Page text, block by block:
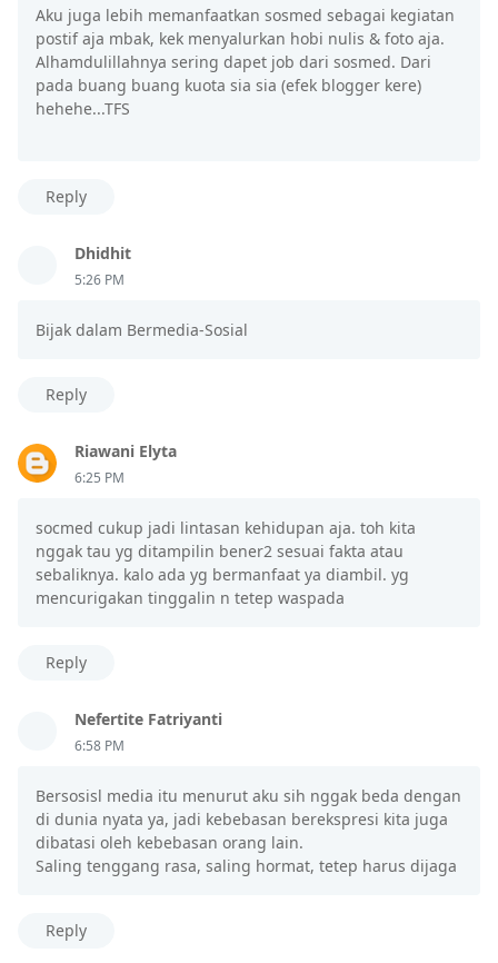
Aku juga lebih memanfaatkan sosmed sebagai kegiatan
postif aja mbak, kek menyalurkan hobi nulis & foto aja.
Alhamdulillahnya sering dapet job dari sosmed. Dari
pada buang buang kuota sia sia (efek blogger kere)
hehehe...TFS
Reply
Dhidhit
5:26 PM
Bijak dalam Bermedia-Sosial
Reply
Riawani Elyta
6:25 PM
socmed cukup jadi lintasan kehidupan aja. toh kita
nggak tau yg ditampilin bener2 sesuai fakta atau
sebaliknya. kalo ada yg bermanfaat ya diambil. yg
mencurigakan tinggalin n tetep waspada
Reply
Nefertite Fatriyanti
6:58 PM
Bersosisl media itu menurut aku sih nggak beda dengan
di dunia nyata ya, jadi kebebasan berekspresi kita juga
dibatasi oleh kebebasan orang lain.
Saling tenggang rasa, saling hormat, tetep harus dijaga
Reply